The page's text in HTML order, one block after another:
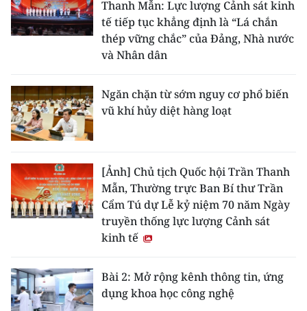
Thanh Mẫn: Lực lượng Cảnh sát kinh
tế tiếp tục khẳng định là “Lá chắn
thép vững chắc” của Đảng, Nhà nước
và Nhân dân
Ngăn chặn từ sớm nguy cơ phổ biến
vũ khí hủy diệt hàng loạt
[Ảnh] Chủ tịch Quốc hội Trần Thanh
Mẫn, Thường trực Ban Bí thư Trần
Cẩm Tú dự Lễ kỷ niệm 70 năm Ngày
truyền thống lực lượng Cảnh sát
kinh tế
Bài 2: Mở rộng kênh thông tin, ứng
dụng khoa học công nghệ